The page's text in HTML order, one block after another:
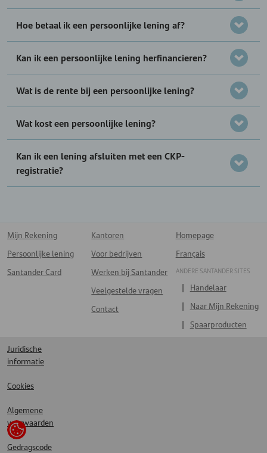
Hoe betaal ik een persoonlijke lening af?
Kan ik een persoonlijke lening herfinancieren?
Wat is de rente bij een persoonlijke lening?
Wat kost een persoonlijke lening?
Kan ik een lening afsluiten met een CKP-
registratie?
Mijn Rekening
Persoonlijke lening
Santander Card
Kantoren
Voor bedrijven
Werken bij Santander
Veelgestelde vragen
Contact
Homepage
Français
ANDERE SANTANDER SITES
Handelaar
Naar Mijn Rekening
Spaarproducten
Juridische
informatie
Cookies
Algemene
voorwaarden
Gedragscode